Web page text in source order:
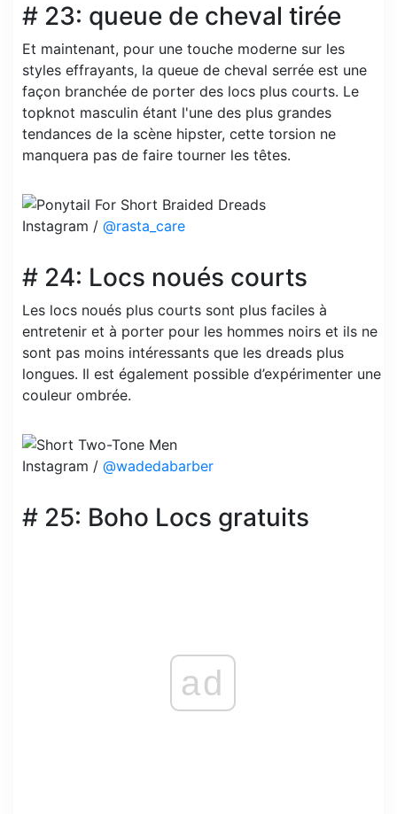
# 23: queue de cheval tirée
Et maintenant, pour une touche moderne sur les
styles effrayants, la queue de cheval serrée est une
façon branchée de porter des locs plus courts. Le
topknot masculin étant l'une des plus grandes
tendances de la scène hipster, cette torsion ne
manquera pas de faire tourner les têtes.
Instagram / @rasta_care
# 24: Locs noués courts
Les locs noués plus courts sont plus faciles à
entretenir et à porter pour les hommes noirs et ils ne
sont pas moins intéressants que les dreads plus
longues. Il est également possible d’expérimenter une
couleur ombrée.
Instagram / @wadedabarber
# 25: Boho Locs gratuits
ad